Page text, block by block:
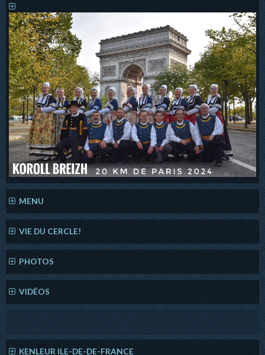
MENU
VIE DU CERCLE!
PHOTOS
VIDÉOS
KENLEUR ILE-DE-DE-FRANCE